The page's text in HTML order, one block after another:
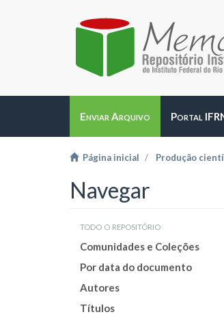
Enviar Arquivo Portal
Página inicial Produção
Navegar
todo o repositório
Comunidades e Coleções
Por data do documento
Autores
Títulos